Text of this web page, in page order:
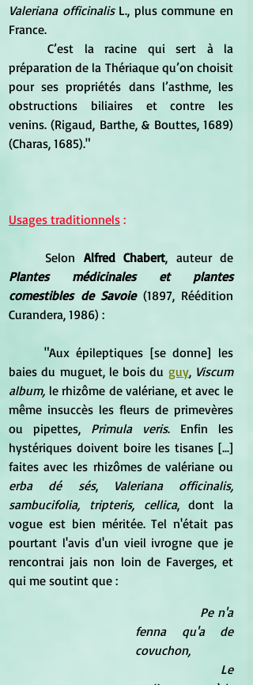
Valeriana officinalis L., plus commune en
France.
	C’est la racine qui sert à la
préparation de la Thériaque qu’on choisit
pour ses propriétés dans l’asthme, les
obstructions biliaires et contre les
venins. (Rigaud, Barthe, & Bouttes, 1689)
(Charas, 1685)."
Usages traditionnels :
	Selon
Alfred Chabert
Plantes médicinales et plantes
comestibles de Savoie (1897, Réédition
Curandera, 1986) :
baies du muguet, le bois du guy, Viscum
album, le rhizôme de valériane, et avec le
même insuccès les fleurs de primevères
ou pipettes, Primula veris. Enfin les
hystériques doivent boire les tisanes [...]
erba dé sés,
Valeriana officinalis,
sambucifolia, tripteris, cellica, dont la
vogue est bien méritée. Tel n'était pas
pourtant l'avis d'un vieil ivrogne que je
rencontrai jais non loin de Faverges, et
qui me soutint que :
Pe n'a
fenna qu'a de
covuchon,
Le